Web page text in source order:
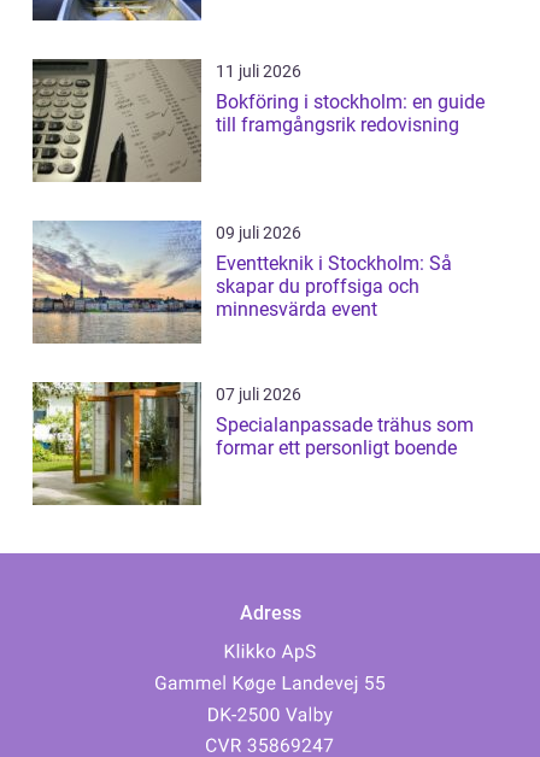
11 juli 2026
Bokföring i stockholm: en guide
till framgångsrik redovisning
09 juli 2026
Eventteknik i Stockholm: Så
skapar du proffsiga och
minnesvärda event
07 juli 2026
Specialanpassade trähus som
formar ett personligt boende
Adress